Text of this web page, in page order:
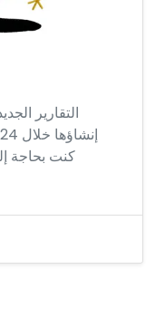
التقارير
كنت بحاجة